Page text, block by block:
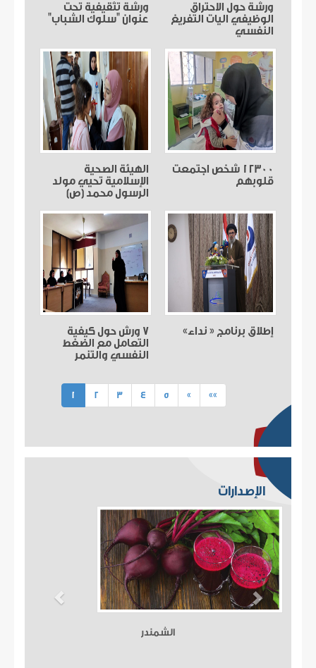
ورشة حول الاحتراق
الوظيفي اليات التفريغ
النفسي
ورشة تثقيفية تحت
عنوان "سلوك الشباب"
12300 شخص اجتمعت
قلوبهم
الهيئة الصحية
الإسلامية تحيي مولد
الرسول محمد (ص)
إطلاق برنامج « نداء»
7 ورش حول كيفية
التعامل مع الضغط
النفسي والتنمر
1 2 3 4 5 » »»
الإصدارات
الشمندر